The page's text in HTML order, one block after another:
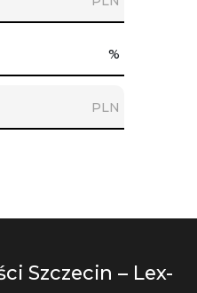
%
PLN
Szczecin – Lex-